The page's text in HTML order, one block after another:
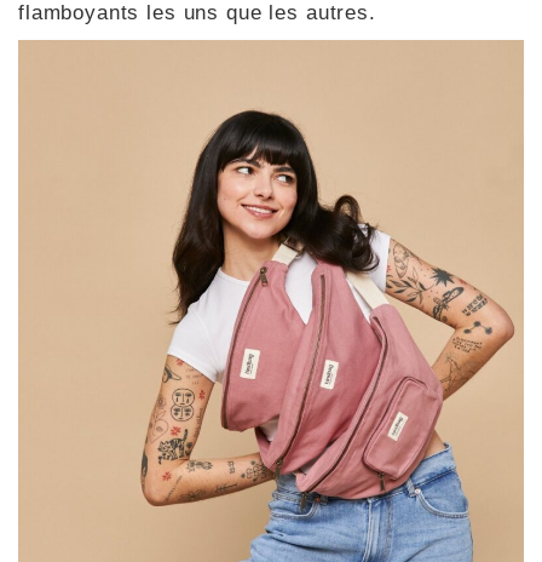
flamboyants les uns que les autres.